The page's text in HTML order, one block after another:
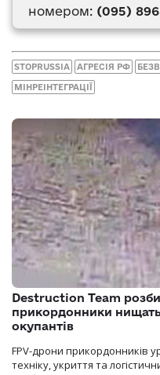
номером: (095)
STOPRUSSIA АГРЕСІЯ РФ
МІНРЕІНТЕГРАЦІЇ
Destruction Team
прикордонники нищать
окупантів
FPV-дрони прикордонників
техніку, укриття та